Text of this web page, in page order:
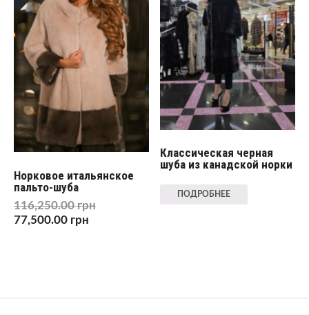
Норковое итальянское
пальто-шуба
116,250.00грн
77,500.00 грн
Классическая черная
шуба из канадской норки
ПОДРОБНЕЕ